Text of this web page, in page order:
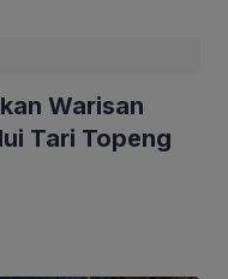
Warisan
Tari Topeng